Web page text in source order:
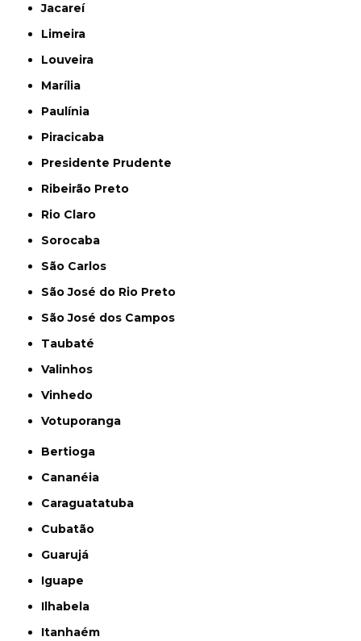
Jacareí
Limeira
Louveira
Marília
Paulínia
Piracicaba
Presidente Prudente
Ribeirão Preto
Rio Claro
Sorocaba
São Carlos
São José do Rio Preto
São José dos Campos
Taubaté
Valinhos
Vinhedo
Votuporanga
Bertioga
Cananéia
Caraguatatuba
Cubatão
Guarujá
Iguape
Ilhabela
Itanhaém